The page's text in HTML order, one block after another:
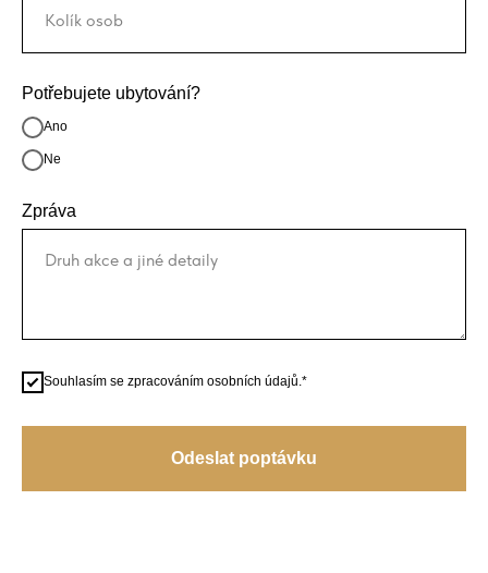
Potřebujete ubytování?
Ano
Ne
Zpráva
Souhlasím se zpracováním osobních údajů.*
Odeslat poptávku